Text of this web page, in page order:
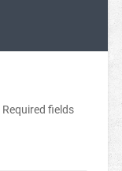
Required fields